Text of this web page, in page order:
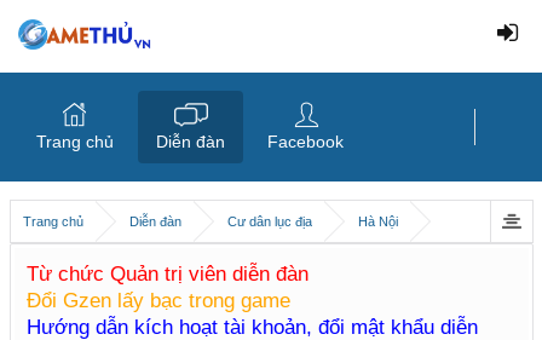
Trang chủ Diễn đàn Cư dân lục địa Hà Nội
Từ chức Quản trị viên diễn đàn
Đổi Gzen lấy bạc trong game
Hướng dẫn kích hoạt tài khoản, đổi mật khẩu diễn
Trang chủ Diễn đàn Facebook